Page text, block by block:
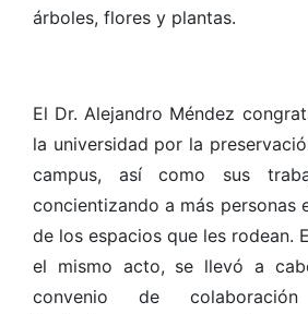
árboles, flores y plantas.
El Dr. Alejandro Méndez
la universidad por la
campus, así como sus
concientizando a más personas
de los espacios que les rodean.
el mismo acto, se llevó a
convenio de